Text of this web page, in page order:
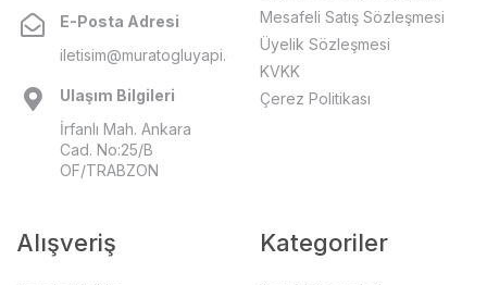
E-Posta Adresi
iletisim@muratogluyapi.com
Ulaşım Bilgileri
İrfanlı Mah. Ankara
Cad. No:25/B
OF/TRABZON
Mesafeli Satış Sözleşmesi
Üyelik Sözleşmesi
KVKK
Çerez Politikası
Alışveriş Kategoriler